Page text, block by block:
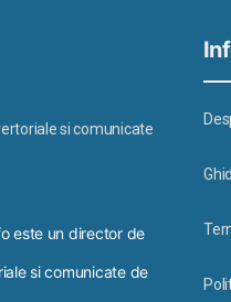
este un director de
si comunicate de